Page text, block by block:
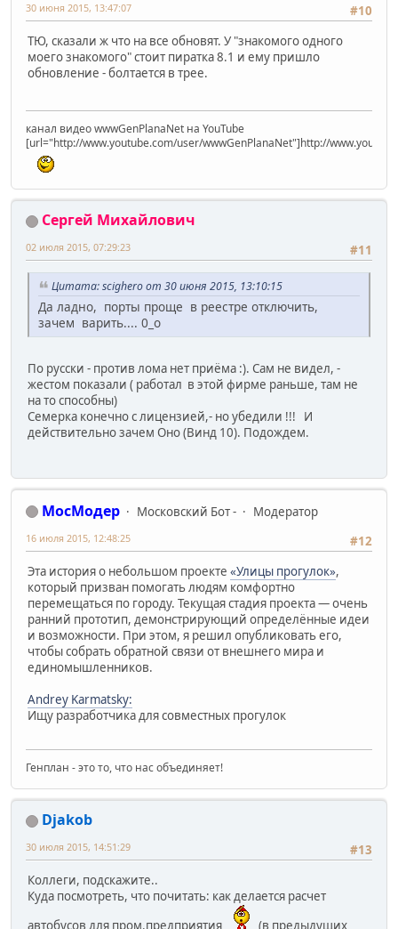
#10
30 июня 2015, 13:47:07
ТЮ, сказали ж что на все обновят. У "знакомого одного
моего знакомого" стоит пиратка 8.1 и ему пришло
обновление - болтается в трее.
канал видео wwwGenPlanaNet на YouTube
[url="http://www.youtube.com/user/wwwGenPlanaNet"]http://
Сергей Михайлович
#11
02 июля 2015, 07:29:23
Цитата: scighero от 30 июня 2015, 13:10:15
Да ладно, порты проще в реестре отключить,
зачем варить.... 0_о
По русски - против лома нет приёма :). Сам не видел, -
жестом показали ( работал в этой фирме раньше, там не
на то способны)
Семерка конечно с лицензией,- но убедили !!! И
действительно зачем Оно (Винд 10). Подождем.
МосМодер Московский Бот -
Модератор
#12
16 июля 2015, 12:48:25
Эта история о небольшом проекте «Улицы прогулок»,
который призван помогать людям комфортно
перемещаться по городу. Текущая стадия проекта — очень
ранний прототип, демонстрирующий определённые идеи
и возможности. При этом, я решил опубликовать его,
чтобы собрать обратной связи от внешнего мира и
единомышленников.
Andrey Karmatsky:
Ищу разработчика для совместных прогулок
Генплан - это то, что нас объединяет!
Djakob
#13
30 июля 2015, 14:51:29
Коллеги, подскажите..
Куда посмотреть, что почитать: как делается расчет